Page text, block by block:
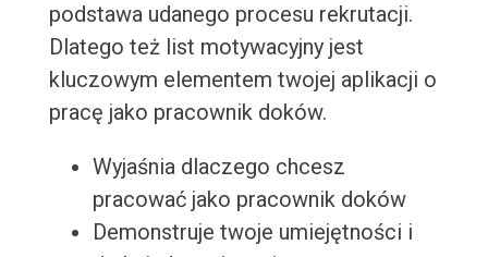
podstawa udanego procesu rekrutacji.
Dlatego też list motywacyjny jest
kluczowym elementem twojej aplikacji o
pracę jako pracownik doków.
Wyjaśnia dlaczego chcesz
pracować jako pracownik doków
Demonstruje twoje umiejętności i